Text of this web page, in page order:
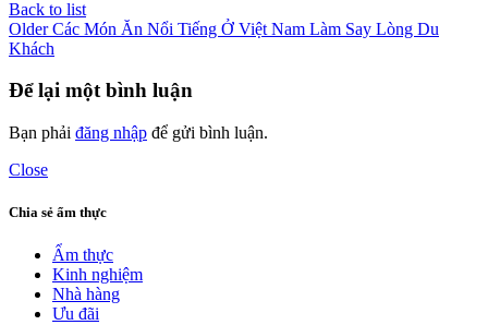
Back to list
Older Các Món Ăn Nổi Tiếng Ở Việt Nam Làm Say Lòng Du
Khách
Để lại một bình luận
Bạn phải đăng nhập để gửi bình luận.
Close
Chia sẻ ẩm thực
Ẩm thực
Kinh nghiệm
Nhà hàng
Ưu đãi